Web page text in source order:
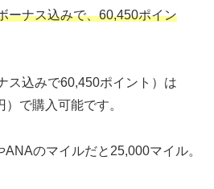
ーナス込みで、60,450ポイン
ス込みで60,450ポイント）は
で購入可能です。
のマイルだと25,000マイル。